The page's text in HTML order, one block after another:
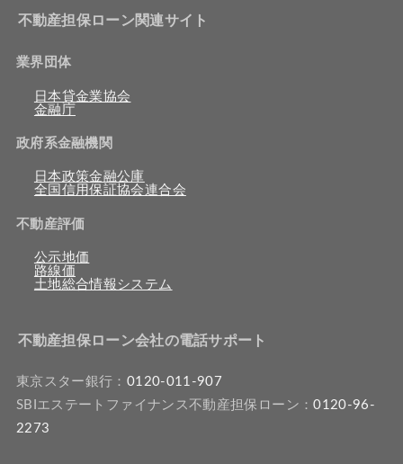
不動産担保ローン関連サイト
業界団体
日本貸金業協会
金融庁
政府系金融機関
日本政策金融公庫
全国信用保証協会連合会
不動産評価
公示地価
路線価
土地総合情報システム
不動産担保ローン会社の電話サポート
東京スター銀行： 0120-011-907
SBIエステートファイナンス不動産担保ローン：0120-96-
2273